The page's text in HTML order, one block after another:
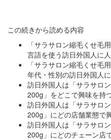
この続きから読める内容
「サラサロン縮毛くせ毛
言語を使う訪日外国人に
「サラサロン縮毛くせ毛
年代・性別の訪日外国人
訪日外国人は「サラサロ
200g」をどこで興味を持
訪日外国人は「サラサロ
200g」にどの店舗業態で
訪日外国人は「サラサロ
200g」にどのチェーン店